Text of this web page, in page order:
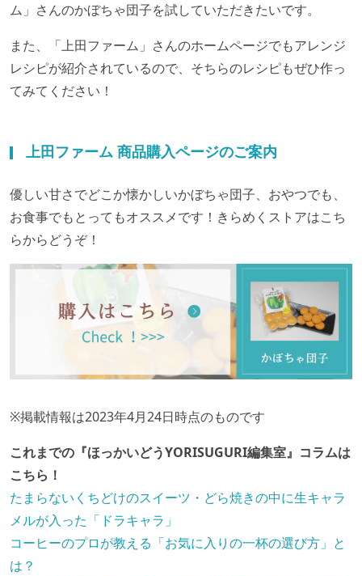
ム」さんのかぼちゃ団子を試していただきたいです。
また、「上田ファーム」さんのホームページでもアレンジ
レシピが紹介されているので、そちらのレシピもぜひ作っ
てみてください！
上田ファーム 商品購入ページのご案内
優しい甘さでどこか懐かしいかぼちゃ団子、おやつでも、
お食事でもとってもオススメです！きらめくストアはこち
らからどうぞ！
※掲載情報は2023年4月24日時点のものです
これまでの『ほっかいどうYORISUGURI編集室』コラムは
こちら！
たまらないくちどけのスイーツ・どら焼きの中に生キャラ
メルが入った「ドラキャラ」
コーヒーのプロが教える「お気に入りの一杯の選び方」と
は？